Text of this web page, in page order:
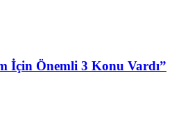
İçin Önemli 3 Konu Vardı”